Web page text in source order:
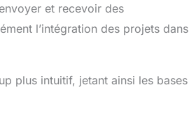
et recevoir des
l’intégration des projets dans
plus intuitif, jetant ainsi les bases